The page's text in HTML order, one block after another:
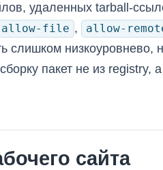
удаленных tarball-
allow-file , allow-
слишком низкоуровнево,
пакет не из registry,
сайта